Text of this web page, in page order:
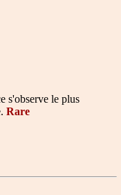
s'observe le plus
Rare